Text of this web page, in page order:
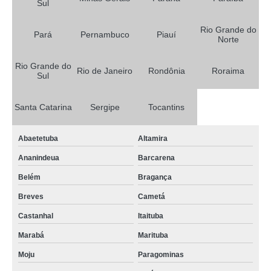
tela agrícola para plantio de hortaliças Teófilo Otoni
comprar tela para sombreamento de horta Camboriú
tela agrícola para alface Divinópolis
tela agrícola para silagem Taubaté
quanto custa tela agrícola rachel para plantação Anastácio
comprar tela para sombreamento de horta Nossa Senhora da Glória
quanto custa tela agrícola para plantio Acrelândia
quanto custa tela agrícola vermelha Três Lagoas
Sul
Pará Pernambuco Piauí
Rio Grande do
Norte
Rio Grande do
Sul
Rio de Janeiro Rondônia Roraima
Santa Catarina Sergipe Tocantins
Abaetetuba Altamira
Ananindeua Barcarena
Belém Bragança
Breves Cametá
Castanhal Itaituba
Marabá Marituba
Moju Paragominas